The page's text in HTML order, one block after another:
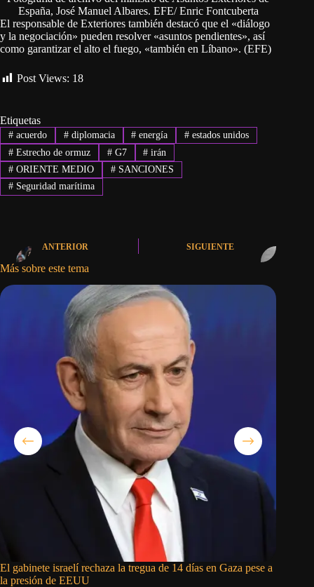
España, José Manuel Albares. EFE/ Enric Fontcuberta
El responsable de Exteriores también destacó que el «diálogo
y la negociación» pueden resolver «asuntos pendientes», así
como garantizar el alto el fuego, «también en Líbano». (EFE)
Post Views: 18
Etiquetas
#acuerdo #diplomacia # energía # estados unidos
#Estrecho de ormuz #G7 # irán
#ORIENTE MEDIO #SANCIONES
#Seguridad marítima
ANTERIOR SIGUIENTE
Más sobre este tema
El gabinete israelí rechaza la tregua de 14 días en Gaza pese a
la presión de EEUU